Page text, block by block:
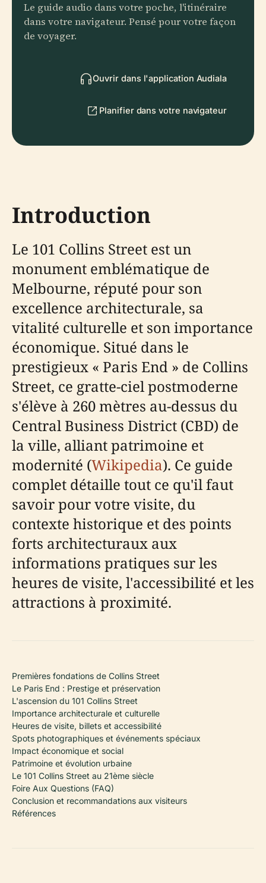
Le guide audio dans votre poche, l'itinéraire
dans votre navigateur. Pensé pour votre façon
de voyager.
Ouvrir dans l'application Audiala
Planifier dans votre navigateur
Introduction
Le 101 Collins Street est un
monument emblématique de
Melbourne, réputé pour son
excellence architecturale, sa
vitalité culturelle et son importance
économique. Situé dans le
prestigieux « Paris End » de Collins
Street, ce gratte-ciel postmoderne
s'élève à 260 mètres au-dessus du
Central Business District (CBD) de
la ville, alliant patrimoine et
modernité (Wikipedia). Ce guide
complet détaille tout ce qu'il faut
savoir pour votre visite, du
contexte historique et des points
forts architecturaux aux
informations pratiques sur les
heures de visite, l'accessibilité et les
attractions à proximité.
Premières fondations de Collins Street
Le Paris End : Prestige et préservation
L'ascension du 101 Collins Street
Importance architecturale et culturelle
Heures de visite, billets et accessibilité
Spots photographiques et événements spéciaux
Impact économique et social
Patrimoine et évolution urbaine
Le 101 Collins Street au 21ème siècle
Foire Aux Questions (FAQ)
Conclusion et recommandations aux visiteurs
Références